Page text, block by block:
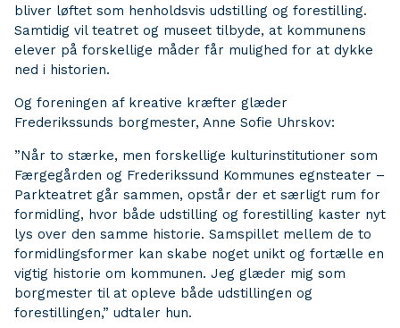
bliver løftet som henholdsvis udstilling og forestilling.
Samtidig vil teatret og museet tilbyde, at kommunens
elever på forskellige måder får mulighed for at dykke
ned i historien.
Og foreningen af kreative kræfter glæder
Frederikssunds borgmester, Anne Sofie Uhrskov:
”Når to stærke, men forskellige kulturinstitutioner som
Færgegården og Frederikssund Kommunes egnsteater –
Parkteatret går sammen, opstår der et særligt rum for
formidling, hvor både udstilling og forestilling kaster nyt
lys over den samme historie. Samspillet mellem de to
formidlingsformer kan skabe noget unikt og fortælle en
vigtig historie om kommunen. Jeg glæder mig som
borgmester til at opleve både udstillingen og
forestillingen,” udtaler hun.